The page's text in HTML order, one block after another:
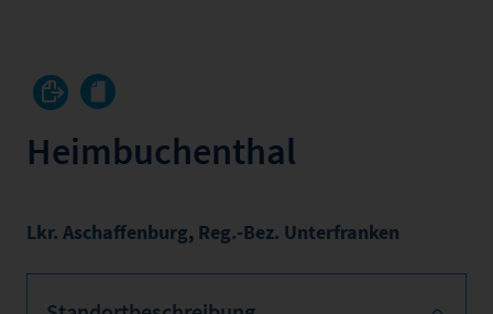
Heimbuchenthal
Lkr. Aschaffenburg, Reg.-Bez. Unterfranken